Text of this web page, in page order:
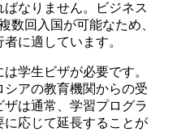
なりません。ビジネス
数回入国が可能なため、
に適しています。
学生ビザが必要です。
アの教育機関からの受
は通常、学習プログラ
に応じて延長することが